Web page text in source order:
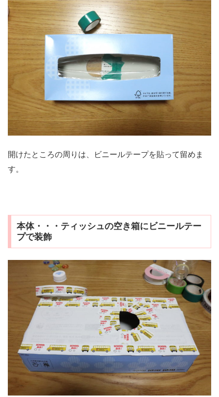
開けたところの周りは、ビニールテープを貼って留めま
す。
本体・・・ティッシュの空き箱にビニールテー
プで装飾